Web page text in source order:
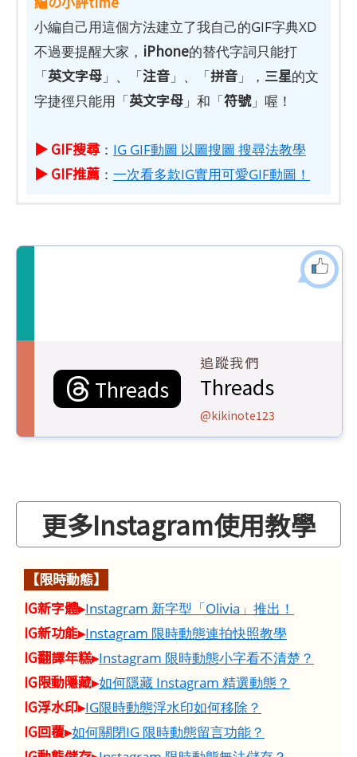
小編自己用這個方法建立了我自己的GIF字典XD
不過要提醒大家， iPhone的替代字詞只能打
「英文字母 」、「注音 」、「拼音 」， 三星的文
字捷徑只能用「英文字母 」和「符號」喔！
▶ GIF搜尋： IG GIF動圖 以圖搜圖 搜尋法教學
▶ GIF推薦 ： 一次看多款IG實用可愛GIF動圖！
Threads
追蹤我們
Threads
@kikinote123
更多Instagram使用教學
【限時動態】
IG新字體▸Instagram 新字型「Olivia」推出！
IG新功能▸Instagram 限時動態連拍快照教學
IG翻譯年糕▸Instagram 限時動態小字看不清楚？
IG限動隱藏▸如何隱藏 Instagram 精選動態？
IG浮水印▸IG限時動態浮水印如何移除？
IG回覆▸如何關閉IG 限時動態留言功能？